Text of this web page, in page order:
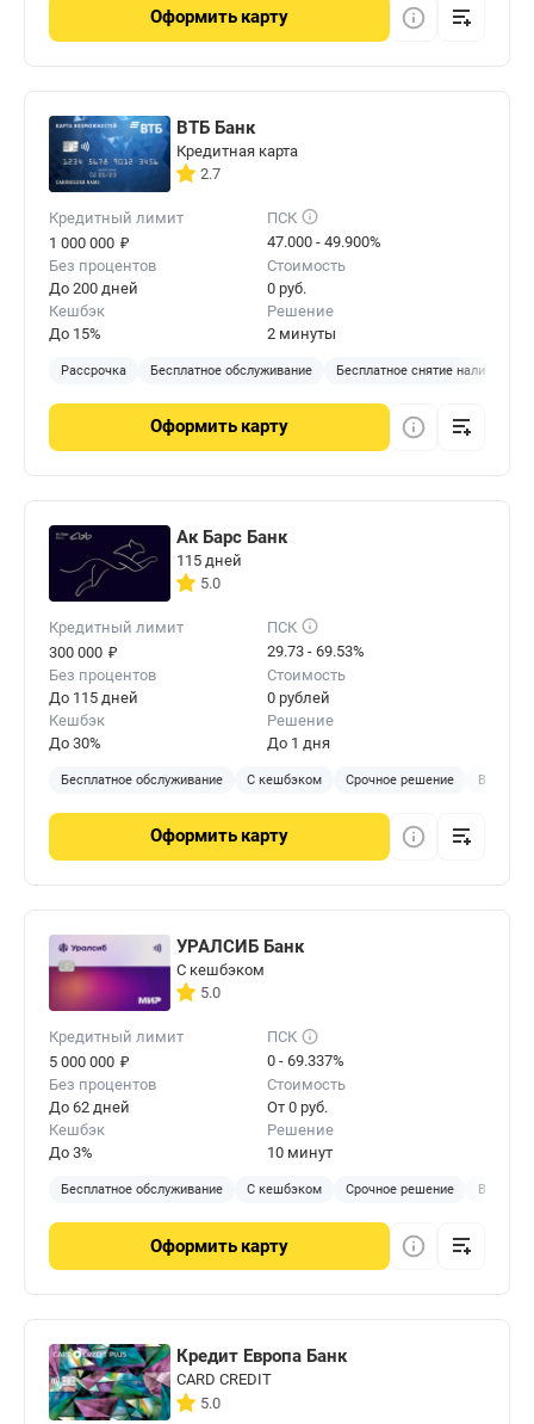
Оформить карту
ВТБ Банк
Кредитная карта
2.7
Кредитный лимит
1 000 000 ₽
ПСК
47.000 - 49.900%
Без процентов
До 200 дней
Стоимость
0 руб.
Кешбэк
До 15%
Решение
2 минуты
Рассрочка Бесплатное обслуживание Бесплатное снятие наличных
Оформить карту
Ак Барс Банк
115 дней
5.0
Кредитный лимит
300 000 ₽
ПСК
29.73 - 69.53%
Без процентов
До 115 дней
Стоимость
0 рублей
Кешбэк
До 30%
Решение
До 1 дня
Бесплатное обслуживание С кешбэком Срочное решение В
Оформить карту
УРАЛСИБ Банк
С кешбэком
5.0
Кредитный лимит
5 000 000 ₽
ПСК
0 - 69.337%
Без процентов
До 62 дней
Стоимость
От 0 руб.
Кешбэк
До 3%
Решение
10 минут
Бесплатное обслуживание С кешбэком Срочное решение В
Оформить карту
Кредит Европа Банк
CARD CREDIT
5.0